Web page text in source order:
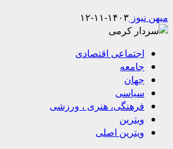
میهن نیوز ۱۴۰۳-۱۱-۱۲
اجتماعی اقتصادی
جامعه
جهان
سیاسی
فرهنگی، هنری ، ورزشی
ویترین
ویترین اصلی